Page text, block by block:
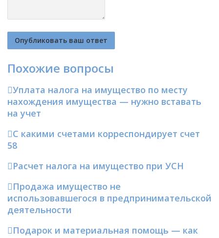
Похожие вопросы
Уплата налога на имущество по месту
нахождения имущества — нужно вставать
на учет
С какими счетами корреспондирует счет
58
Расчет налога на имущество при УСН
Продажа имущество не
использовавшегося в предпринимательской
деятельности
Подарок и материальная помощь — как